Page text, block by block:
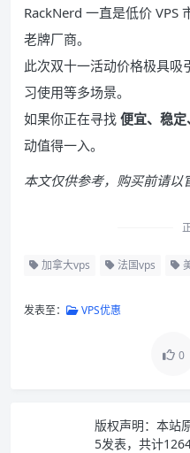
RackNerd 一直是低价 VPS
老牌厂商。
此次双十一活动价格极具
习使用等多场景。
如果你正在寻找 便宜、稳定
动值得一入。
本文仅供参考，购买前请以
加拿大vps 法国vps
发表至： VPS优惠
0
版权声明： 本站
5发表，共计1264